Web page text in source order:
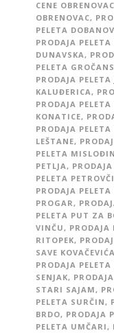
CENE OBRENOVAC
OBRENOVAC,
PELETA
PRODAJA PELETA
DUNAVSKA,
PELETA
PRODAJA PELETA
KALUĐERICA,
PRODAJA
KONATICE,
PRODAJA
LEŠTANE,
PELETA MISLOĐIN
PETLJA,
PELETA
PRODAJA
PROGAR,
PELETA PUT ZA
VINČU, PRODAJA
RITOPEK,
SAVE KOVAČEVIĆA
PRODAJA
SENJAK,
STARI SAJAM,
PELETA SURČIN,
BRDO, PRODAJA
PELETA UMČARI,